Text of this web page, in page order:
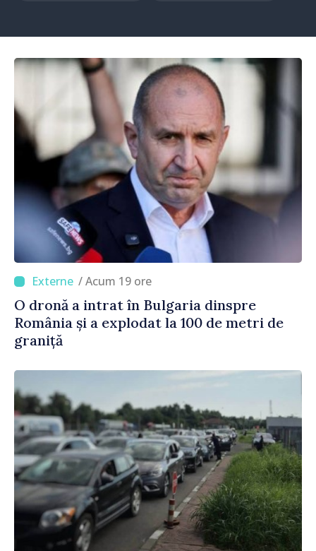
/ Acum 19 ore
O dronă a intrat în Bulgaria dinspre
România și a explodat la 100 de metri de
graniță